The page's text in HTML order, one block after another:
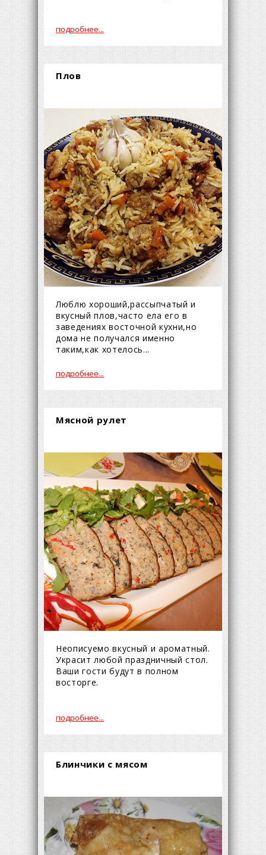
подробнее...
Плов
Люблю хороший,рассыпчатый и
вкусный плов,часто ела его в
заведениях восточной кухни,но
дома не получался именно
таким,как хотелось...
подробнее...
Мясной рулет
Неописуемо вкусный и ароматный.
Украсит любой праздничный стол.
Ваши гости будут в полном
восторге.
подробнее...
Блинчики с мясом